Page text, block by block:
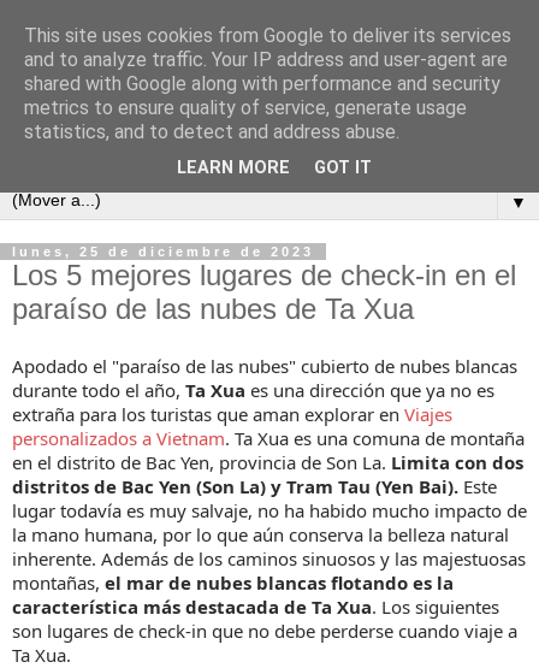
▼
lunes, 25 de diciembre de 2023
Los 5 mejores lugares de check-in en el
paraíso de las nubes de Ta Xua
Apodado el "paraíso de las nubes" cubierto de nubes blancas
durante todo el año, Ta Xua es una dirección que ya no es
extraña para los turistas que aman explorar en Viajes
personalizados a Vietnam. Ta Xua es una comuna de montaña
en el distrito de Bac Yen, provincia de Son La. Limita con dos
distritos de Bac Yen (Son La) y Tram Tau (Yen Bai). Este
lugar todavía es muy salvaje, no ha habido mucho impacto de
la mano humana, por lo que aún conserva la belleza natural
inherente. Además de los caminos sinuosos y las majestuosas
montañas, el mar de nubes blancas flotando es la
característica más destacada de Ta Xua. Los siguientes
son lugares de check-in que no debe perderse cuando viaje a
Ta Xua.
This site uses cookies from Google to deliver its services
and to analyze traffic. Your IP address and user-agent are
shared with Google along with performance and security
metrics to ensure quality of service, generate usage
statistics, and to detect and address abuse.
LEARN MORE GOT IT